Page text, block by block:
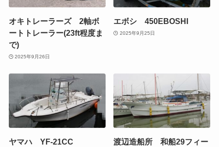
オキトレーラーズ 2軸ボ
ートトレーラー(23ft程度ま
で)
2025年9月26日
エボシ 450EBOSHI
2025年9月25日
ヤマハ YF-21CC
渡辺造船所 和船29フィー